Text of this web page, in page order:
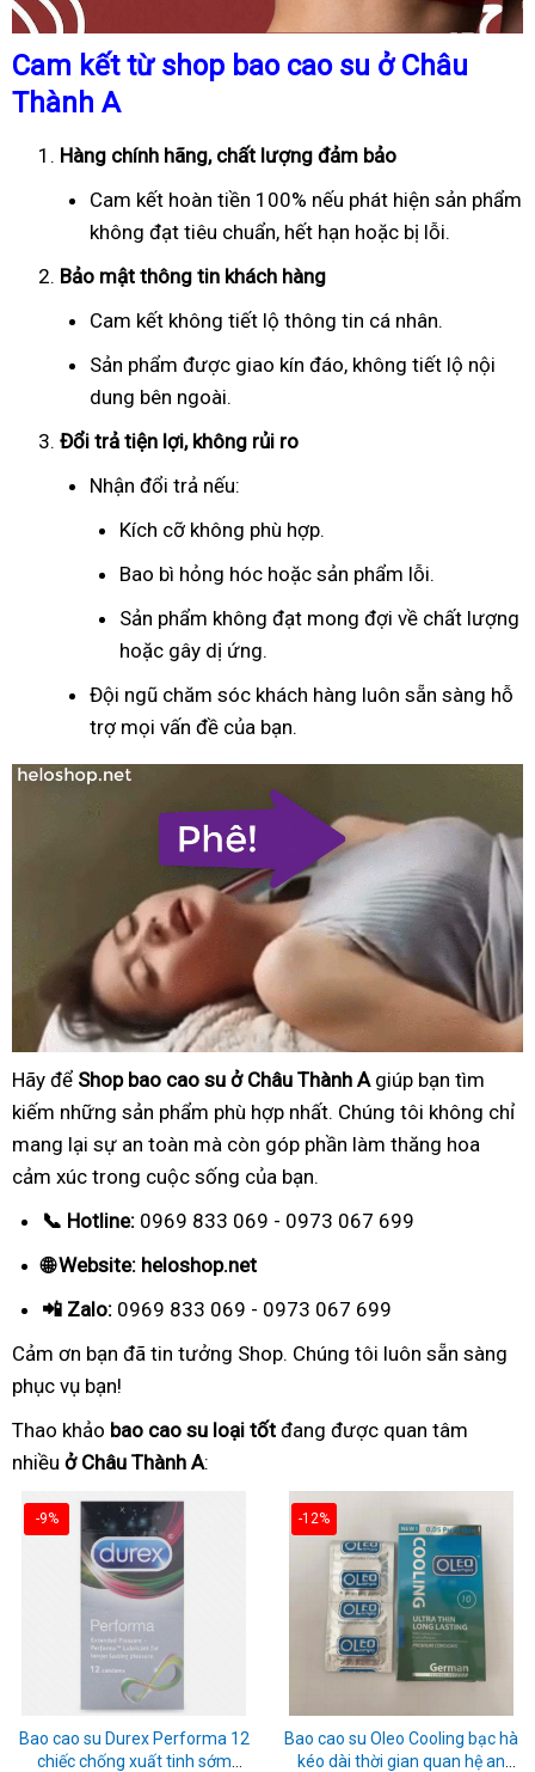
Cam kết từ shop bao cao su ở Châu
Thành A
Hàng chính hãng, chất lượng đảm bảo
Cam kết hoàn tiền 100% nếu phát hiện sản phẩm
không đạt tiêu chuẩn, hết hạn hoặc bị lỗi.
Bảo mật thông tin khách hàng
Cam kết không tiết lộ thông tin cá nhân.
Sản phẩm được giao kín đáo, không tiết lộ nội
dung bên ngoài.
Đổi trả tiện lợi, không rủi ro
Nhận đổi trả nếu:
Kích cỡ không phù hợp.
Bao bì hỏng hóc hoặc sản phẩm lỗi.
Sản phẩm không đạt mong đợi về chất lượng
hoặc gây dị ứng.
Đội ngũ chăm sóc khách hàng luôn sẵn sàng hỗ
trợ mọi vấn đề của bạn.
Hãy để Shop bao cao su ở Châu Thành Agiúp bạn tìm
kiếm những sản phẩm phù hợp nhất. Chúng tôi không chỉ
mang lại sự an toàn mà còn góp phần làm thăng hoa
cảm xúc trong cuộc sống của bạn.
📞 Hotline: 0969 833 069 - 0973 067 699
🌐 Website: heloshop.net
📲 Zalo: 0969 833 069 - 0973 067 699
Cảm ơn bạn đã tin tưởng Shop. Chúng tôi luôn sẵn sàng
phục vụ bạn!
Thao khảo bao cao su loại tốt đang được quan tâm
nhiều ở Châu Thành A:
-9%
Bao cao su Durex Performa 12
chiếc chống xuất tinh sớm
-12%
Bao cao su Oleo Cooling bạc hà
kéo dài thời gian quan hệ an